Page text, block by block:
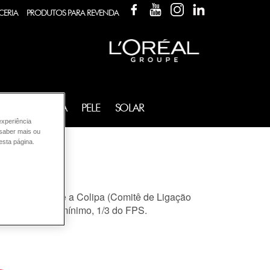
PRODUTOS PARA REVENDA
FACEBOOKYOUTUBEINSTAGRAM
FRAGRÂNCIA PELE SOLAR
A Anvisa e a Colipa (Comitê de Ligação
a, no mínimo, 1/3 do FPS.
mais ou
página.